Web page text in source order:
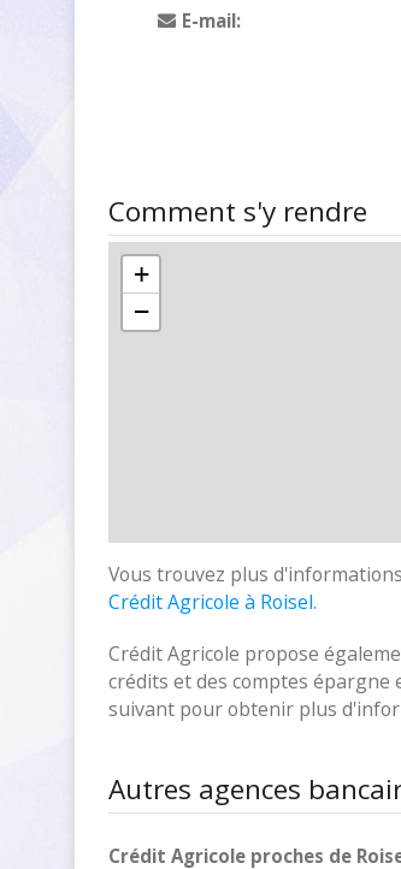
E-mail:
Comment s'y rendre
+
−
Vous trouvez plus
Crédit Agricole à Roisel.
Crédit Agricole propose
crédits et des comptes épargne
suivant pour obtenir plus
Autres agences
Crédit Agricole proches de